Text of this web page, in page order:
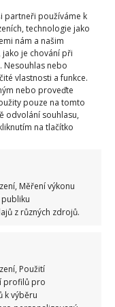
partneři používáme k
technologie jako
nám a našim
je chování při
Nesouhlas nebo
vlastnosti a funkce.
nebo proveďte
pouze na tomto
odvolání souhlasu,
na tlačítko
Měření výkonu
z různých zdrojů.
Použití
profilů pro
k výběru
víc sblížil.
s rodiči. Ovšem
své vlastní
být všichni
etapy se
v souladu
sebou navzájem.
osestrách
k životu malé